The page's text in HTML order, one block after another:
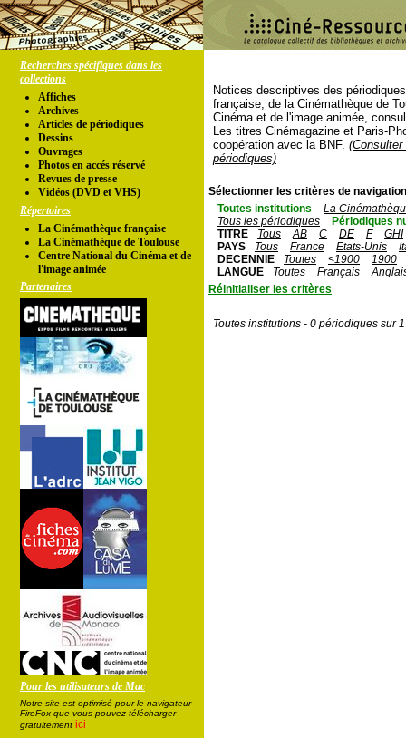
Recherches spécifiques dans les
collections
Affiches
Archives
Articles de périodiques
Dessins
Ouvrages
Photos en accés réservé
Revues de presse
Vidéos (DVD et VHS)
Répertoires
La Cinémathèque française
La Cinémathèque de Toulouse
Centre National du Cinéma et de
l'image animée
Partenaires
Pour les utilisateurs de Mac
Notre site est optimisé pour le navigateur
FireFox que vous pouvez télécharger
gratuitement ici
Notices descriptives des
française, de la Cinémathèque de
Cinéma et de l'image animée,
Les titres Cinémagazine et Paris-
coopération avec la BNF.
périodiques)
Sélectionner les critères de
Toutes institutions
La
Tous les périodiques
Périodiques
TITRE
Tous AB C DE F
GHI
PAYS
Tous France Etats-Unis
DECENNIE
Toutes <1900
1900
LANGUE
Toutes Français
Réinitialiser les critères
Toutes institutions - 0 périodiques sur